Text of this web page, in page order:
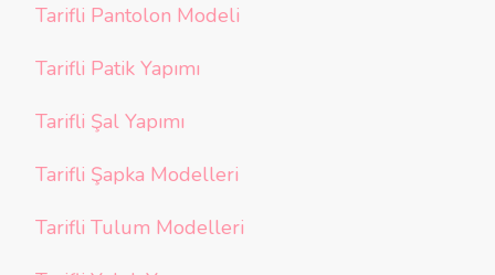
Tarifli Pantolon Modeli
Tarifli Patik Yapımı
Tarifli Şal Yapımı
Tarifli Şapka Modelleri
Tarifli Tulum Modelleri